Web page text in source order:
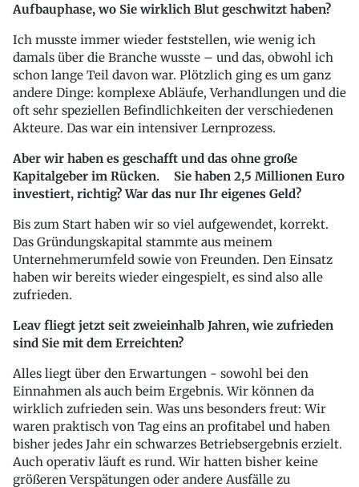
Aufbauphase, wo Sie wirklich Blut geschwitzt haben?
Ich musste immer wieder feststellen, wie wenig ich
damals über die Branche wusste – und das, obwohl ich
schon lange Teil davon war. Plötzlich ging es um ganz
andere Dinge: komplexe Abläufe, Verhandlungen und die
oft sehr speziellen Befindlichkeiten der verschiedenen
Akteure. Das war ein intensiver Lernprozess.
Aber wir haben es geschafft und das ohne große
Kapitalgeber im Rücken. Sie haben 2,5 Millionen Euro
investiert, richtig? War das nur Ihr eigenes Geld?
Bis zum Start haben wir so viel aufgewendet, korrekt.
Das Gründungskapital stammte aus meinem
Unternehmerumfeld sowie von Freunden. Den Einsatz
haben wir bereits wieder eingespielt, es sind also alle
zufrieden.
Leav fliegt jetzt seit zweieinhalb Jahren, wie zufrieden
sind Sie mit dem Erreichten?
Alles liegt über den Erwartungen - sowohl bei den
Einnahmen als auch beim Ergebnis. Wir können da
wirklich zufrieden sein. Was uns besonders freut: Wir
waren praktisch von Tag eins an profitabel und haben
bisher jedes Jahr ein schwarzes Betriebsergebnis erzielt.
Auch operativ läuft es rund. Wir hatten bisher keine
größeren Verspätungen oder andere Ausfälle zu